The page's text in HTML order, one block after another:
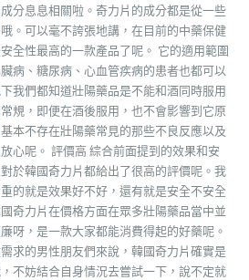
分息息相關啦。奇力片的成分都是從一些
。可以毫不誇張地講，在目前的中藥保健
全性最高的一款產品了呢。 它的適用範圍
病、糖尿病、心血管疾病的患者也都可以
我們都知道壯陽藥品是不能和酒同時服用
規，即便在酒後服用，也不會影響到它原
本不存在壯陽藥常見的那些不良反應以及
心呢。 評價高 綜合前面提到的效果和安
於韓國奇力片都給出了很高的評價呢。我
的就是效果好不好，還有就是安全不安全
奇力片在價格方面在眾多壯陽藥品當中並
呀，是一款大家都能消費得起的好藥呢。
求的男性朋友們來說，韓國奇力片確實是
不妨結合自身情況去嘗試一下，說不定就